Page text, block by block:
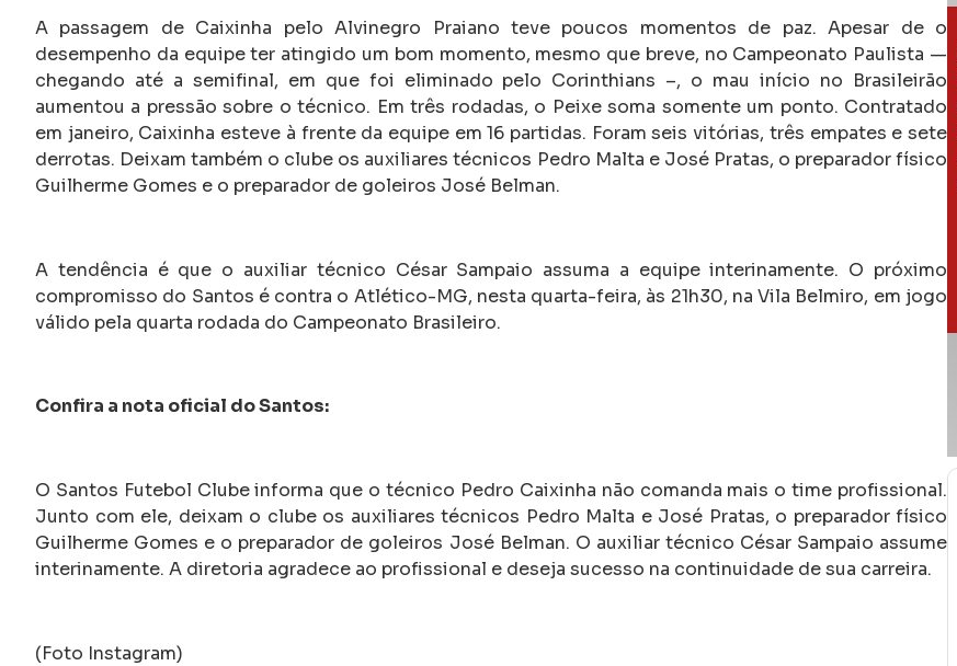
A passagem de Caixinha pelo Alvinegro Praiano teve poucos momentos de paz. Apesar de o
desempenho da equipe ter atingido um bom momento, mesmo que breve, no Campeonato Paulista —
chegando até a semifinal, em que foi eliminado pelo Corinthians –, o mau início no Brasileirão
aumentou a pressão sobre o técnico. Em três rodadas, o Peixe soma somente um ponto. Contratado
em janeiro, Caixinha esteve à frente da equipe em 16 partidas. Foram seis vitórias, três empates e sete
derrotas. Deixam também o clube os auxiliares técnicos Pedro Malta e José Pratas, o preparador físico
Guilherme Gomes e o preparador de goleiros José Belman.
A tendência é que o auxiliar técnico César Sampaio assuma a equipe interinamente. O próximo
compromisso do Santos é contra o Atlético-MG, nesta quarta-feira, às 21h30, na Vila Belmiro, em jogo
válido pela quarta rodada do Campeonato Brasileiro.
Confira a nota oficial do Santos:
O Santos Futebol Clube informa que o técnico Pedro Caixinha não comanda mais o time profissional.
Junto com ele, deixam o clube os auxiliares técnicos Pedro Malta e José Pratas, o preparador físico
Guilherme Gomes e o preparador de goleiros José Belman. O auxiliar técnico César Sampaio assume
interinamente. A diretoria agradece ao profissional e deseja sucesso na continuidade de sua carreira.
(Foto Instagram)